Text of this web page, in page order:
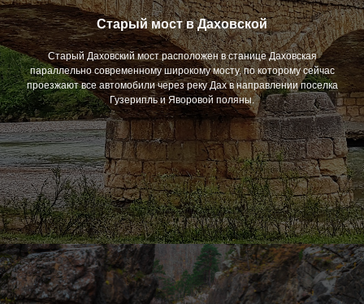
Старый мост в Даховской
Старый Даховский мост расположен в станице Даховская
параллельно современному широкому мосту, по которому сейчас
проезжают все автомобили через реку Дах в направлении поселка
Гузерипль и Яворовой поляны.